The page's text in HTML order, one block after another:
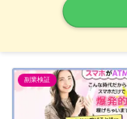
副業検証